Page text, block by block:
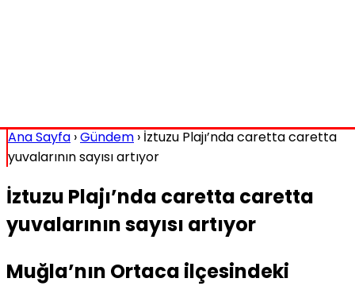
Ana Sayfa ›Gündem › İztuzu Plajı’nda caretta caretta
yuvalarının sayısı artıyor
İztuzu Plajı’nda caretta caretta
yuvalarının sayısı artıyor
Muğla’nın Ortaca ilçesindeki